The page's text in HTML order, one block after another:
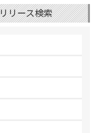
リース検索